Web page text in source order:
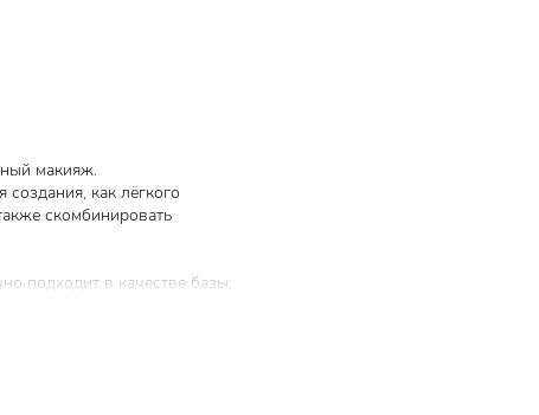
макияж.
как лёгкого
скомбинировать
подходит в качестве базы;